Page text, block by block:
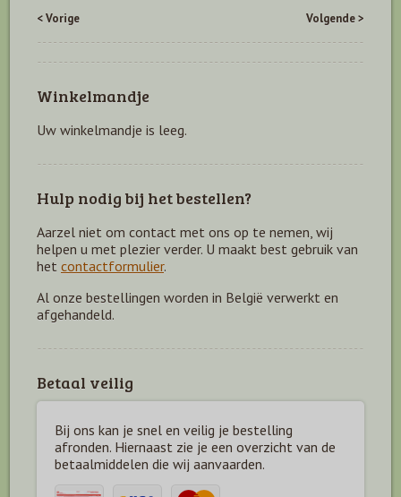
< Vorige Volgende >
Winkelmandje
Uw winkelmandje is leeg.
Hulp nodig bij het bestellen?
Aarzel niet om contact met ons op te nemen, wij
helpen u met plezier verder. U maakt best gebruik van
het contactformulier.
Al onze bestellingen worden in België verwerkt en
afgehandeld.
Betaal veilig
Bij ons kan je snel en veilig je bestelling
afronden. Hiernaast zie je een overzicht van de
betaalmiddelen die wij aanvaarden.